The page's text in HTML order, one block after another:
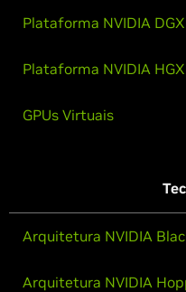
Plataforma NVIDIA DGX
Plataforma NVIDIA HGX
GPUs Virtuais
Arquitetura NVIDIA
Arquitetura NVIDIA